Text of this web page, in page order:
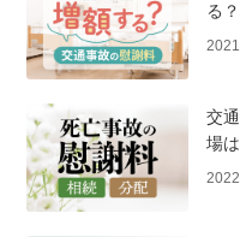
る
交
場